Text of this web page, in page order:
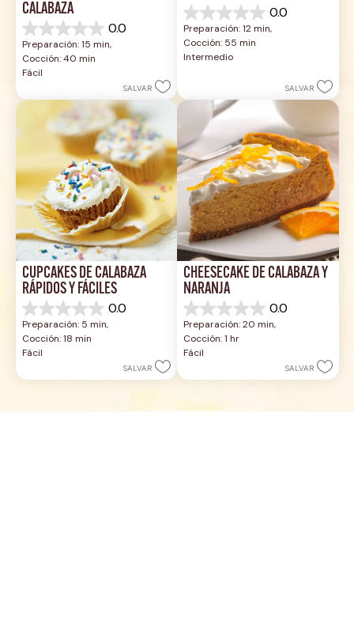
CALABAZA
0.0
0.0
de
5
estrellas.
Preparación: 15 min,
Cocción: 40 min
Fácil
SALVAR
0.0
0.0
de
5
estrellas.
Preparación: 12 min,
Cocción: 55 min
Intermedio
SALVAR
CUPCAKES DE CALABAZA
RÁPIDOS Y FÁCILES
0.0
0.0
de
5
estrellas.
Preparación: 5 min,
Cocción: 18 min
Fácil
SALVAR
CHEESECAKE DE CALABAZA Y
NARANJA
0.0
0.0
de
5
estrellas.
Preparación: 20 min,
Cocción: 1 hr
Fácil
SALVAR